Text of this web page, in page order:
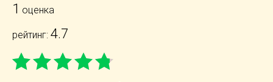
1 оценка
рейтинг: 4.7